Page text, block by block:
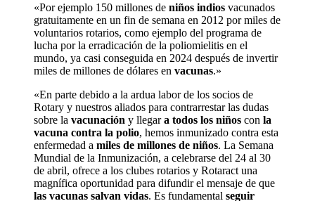
«Por ejemplo 150 millones de niños indios vacunados
gratuitamente en un fin de semana en 2012 por miles de
voluntarios rotarios, como ejemplo del programa de
lucha por la erradicación de la poliomielitis en el
mundo, ya casi conseguida en 2024 después de invertir
miles de millones de dólares en vacunas.»
«En parte debido a la ardua labor de los socios de
Rotary y nuestros aliados para contrarrestar las dudas
sobre la vacunación y llegara todos los niños con la
vacuna contra la polio, hemos inmunizado contra esta
enfermedad a miles de millones de niños. La Semana
Mundial de la Inmunización, a celebrarse del 24 al 30
de abril, ofrece a los clubes rotarios y Rotaract una
magnífica oportunidad para difundir el mensaje de que
las vacunas salvan vidas. Es fundamental seguir